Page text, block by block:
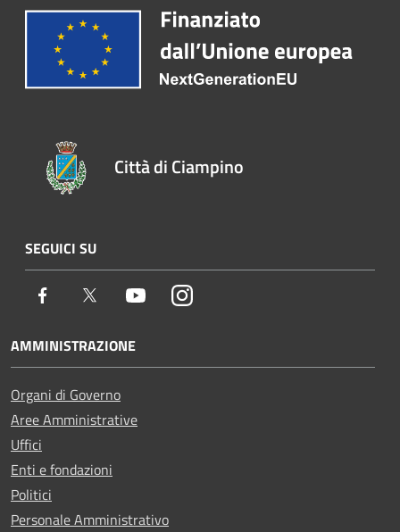
Città di Ciampino
SEGUICI SU
Facebook Twitter YoutubeInstagram
AMMINISTRAZIONE
Organi di Governo
Aree Amministrative
Uffici
Enti e fondazioni
Politici
Personale Amministrativo